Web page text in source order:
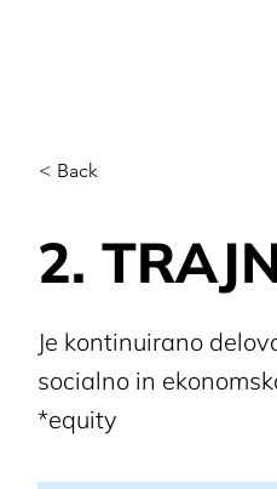
< Back
2.
Je kontinuirano
socialno in
*equity